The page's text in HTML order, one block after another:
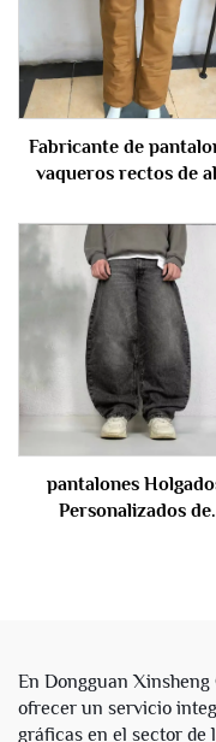
Fabricante de
vaqueros rectos de
lienzo, trabajo,
doble rodillera para
hombre
pantalones
Personalizados de
En Dongguan
ofrecer un servicio
gráficas en el sector de